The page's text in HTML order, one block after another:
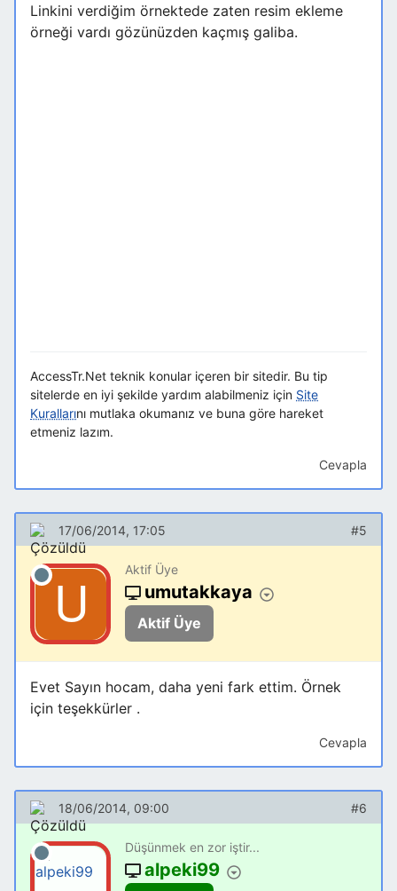
Linkini verdiğim örnektede zaten resim ekleme
örneği vardı gözünüzden kaçmış galiba.
AccessTr.Net teknik konular içeren bir sitedir. Bu tip
sitelerde en iyi şekilde yardım alabilmeniz için Site
Kurallarını mutlaka okumanız ve buna göre hareket
etmeniz lazım.
Cevapla
17/06/2014, 17:05 #5
Aktif Üye
umutakkaya
Aktif Üye
Evet Sayın hocam, daha yeni fark ettim. Örnek
için teşekkürler .
Cevapla
18/06/2014, 09:00 #6
Düşünmek en zor iştir...
alpeki99